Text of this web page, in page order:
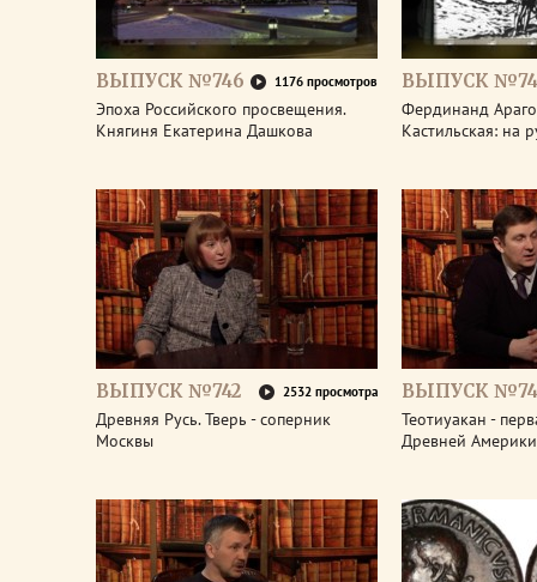
ВЫПУСК №746 1176 просмотров
Эпоха Российского просвещения.
Княгиня Екатерина Дашкова
ВЫПУСК
Фердинанд
Кастильская: на
ВЫПУСК №742 2532 просмотра
Древняя Русь. Тверь - соперник
Москвы
ВЫПУСК
Теотиуакан -
Древней Америки